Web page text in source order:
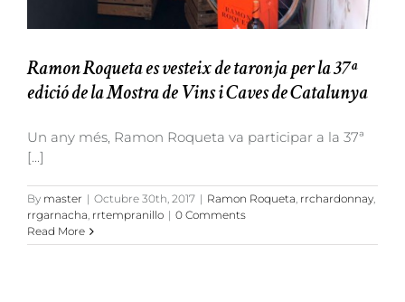
Ramon Roqueta es vesteix de taronja per la 37ª
edició de la Mostra de Vins i Caves de Catalunya
Un any més, Ramon Roqueta va participar a la 37ª
[...]
By master | Octubre 30th, 2017 | Ramon Roqueta rrchardonnay
rrgarnacha rrtempranillo | 0 Comments
Read More